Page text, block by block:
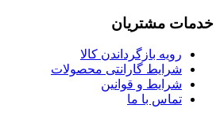
خدمات مشتریان
رویه بازگرداندن کالا
شرایط گارانتی محصولات
شرایط و قوانین
تماس با ما